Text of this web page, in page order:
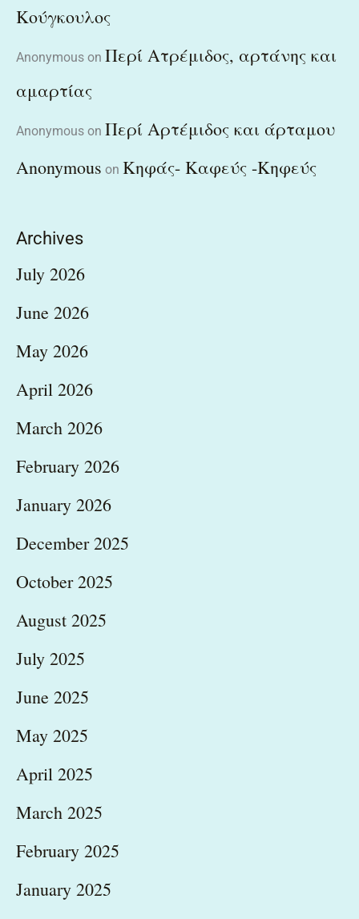
Κούγκουλος
Anonymous on Περί Ατρέμιδος, αρτάνης και
αμαρτίας
Anonymous on Περί Αρτέμιδος και άρταμου
Anonymous on Κηφάς- Καφεύς -Κηφεύς
Archives
July 2026
June 2026
May 2026
April 2026
March 2026
February 2026
January 2026
December 2025
October 2025
August 2025
July 2025
June 2025
May 2025
April 2025
March 2025
February 2025
January 2025